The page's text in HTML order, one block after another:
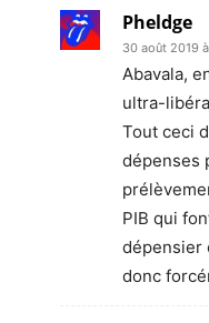
Pheldge
30 août 2019
Abavala,
ultra-
Tout ceci
dépenses
PIB qui
dépensier
donc